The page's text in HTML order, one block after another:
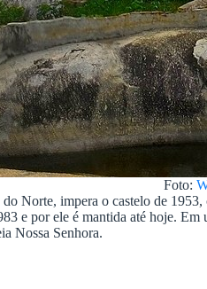
Foto:
Norte, impera o castelo de
e por ele é mantida até hoje. Em
Nossa Senhora.